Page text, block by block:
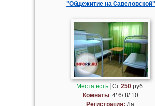
"Общежитие на Савеловской"
Места есть От250 руб.
Комнаты: 4/ 6/ 8/ 10
Регистрация: Да